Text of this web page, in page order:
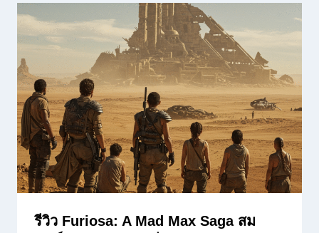
รีวิว Furiosa: A Mad Max Saga สม